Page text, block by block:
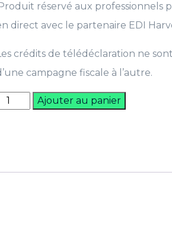
réservé aux professionnels
direct avec le partenaire EDI
crédits de télédéclaration ne
campagne fiscale à l’autre.
quantité Ajouter au panier